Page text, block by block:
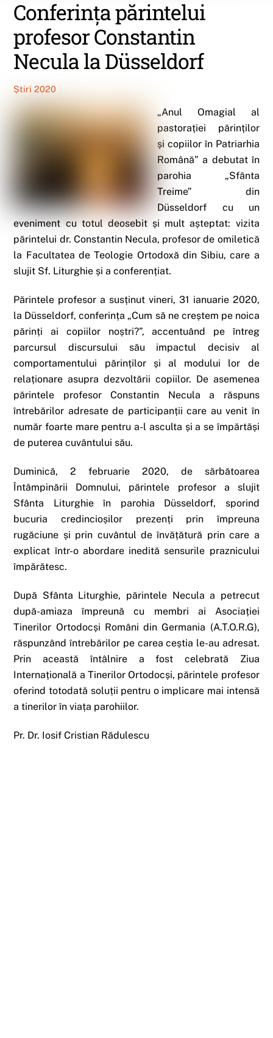
Conferința părintelui
profesor Constantin
Necula la Düsseldorf
Știri 2020
„Anul Omagial al
pastorației părinților
și copiilor în Patriarhia
Română” a debutat în
parohia „Sfânta
Treime” din
Düsseldorf cu un
eveniment cu totul deosebit și mult așteptat: vizita
părintelui dr. Constantin Necula, profesor de omiletică
la Facultatea de Teologie Ortodoxă din Sibiu, care a
slujit Sf. Liturghie și a conferențiat.
Părintele profesor a susținut vineri, 31 ianuarie 2020,
la Düsseldorf, conferința „Cum să ne creștem pe noica
părinți ai copiilor noștri?”, accentuând pe întreg
parcursul discursului său impactul decisiv al
comportamentului părinților și al modului lor de
relaționare asupra dezvoltării copiilor. De asemenea
părintele profesor Constantin Necula a răspuns
întrebărilor adresate de participanții care au venit în
număr foarte mare pentru a-l asculta și a se împărtăși
de puterea cuvântului său.
Duminică, 2 februarie 2020, de sărbătoarea
Întâmpinării Domnului, părintele profesor a slujit
Sfânta Liturghie în parohia Düsseldorf, sporind
bucuria credincioșilor prezenți prin împreuna
rugăciune și prin cuvântul de învățătură prin care a
explicat într-o abordare inedită sensurile praznicului
împărătesc.
După Sfânta Liturghie, părintele Necula a petrecut
după-amiaza împreună cu membri ai Asociației
Tinerilor Ortodocși Români din Germania (A.T.O.R.G),
răspunzând întrebărilor pe carea ceștia le-au adresat.
Prin această întâlnire a fost celebrată Ziua
Internațională a Tinerilor Ortodocși, părintele profesor
oferind totodată soluții pentru o implicare mai intensă
a tinerilor în viața parohiilor.
Pr. Dr. Iosif Cristian Rădulescu